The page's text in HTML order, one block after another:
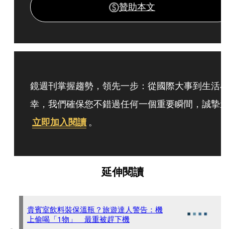
贊助本文
鏡週刊掌握趨勢，領先一步：從國際大事到生活
幸，我們確保您不錯過任何一個重要瞬間，誠摯
立即加入閱讀 。
延伸閱讀
貴賓室飲料裝保溫瓶？旅遊達人警告：機
上偷喝「1物」 最重被趕下機